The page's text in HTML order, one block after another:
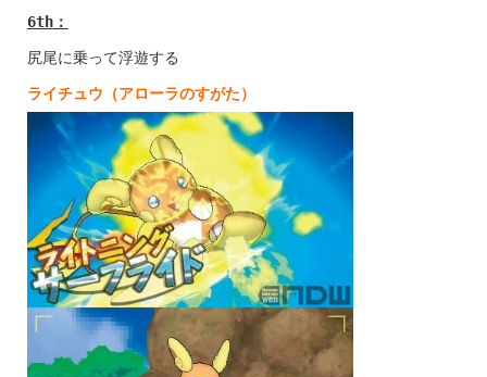
6th：
尻尾に乗って浮遊する
ライチュウ（アローラのすがた）